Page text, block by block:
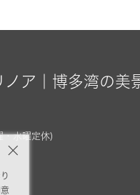
ノア｜博多湾の
水曜定休)